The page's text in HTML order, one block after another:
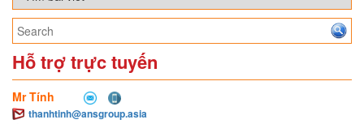
Hỗ trợ trực tuyến
Mr Tính
thanhtinh@ansgroup.asia